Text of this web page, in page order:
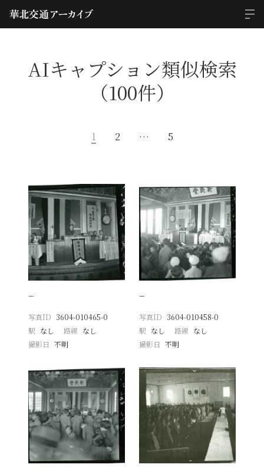
AIキャプション類似検索
（100件）
1 2 … 5
−
写真ID 3604-010465-0
駅 なし 路線 なし
撮影日
不明
−
写真ID 3604-010458-0
駅 なし 路線 なし
撮影日 不明